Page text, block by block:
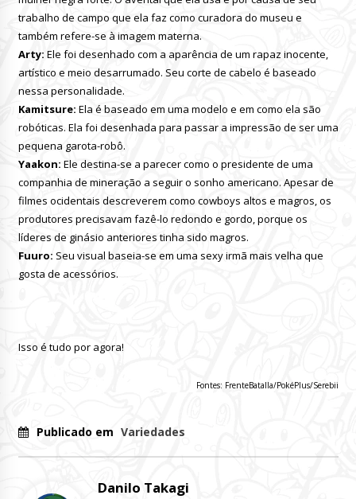
trabalho de campo que ela faz como curadora do museu e
também refere-se à imagem materna.
Arty: Ele foi desenhado com a aparência de um rapaz inocente,
artístico e meio desarrumado. Seu corte de cabelo é baseado
nessa personalidade.
Kamitsure: Ela é baseado em uma modelo e em como ela são
robóticas. Ela foi desenhada para passar a impressão de ser uma
pequena garota-robô.
Yaakon: Ele destina-se a parecer como o presidente de uma
companhia de mineração a seguir o sonho americano. Apesar de
filmes ocidentais descreverem como cowboys altos e magros, os
produtores precisavam fazê-lo redondo e gordo, porque os
líderes de ginásio anteriores tinha sido magros.
Fuuro: Seu visual baseia-se em uma sexy irmã mais velha que
gosta de acessórios.
Isso é tudo por agora!
Fontes: FrenteBatalla/PokéPlus/Serebii
Publicado em Variedades
Danilo Takagi